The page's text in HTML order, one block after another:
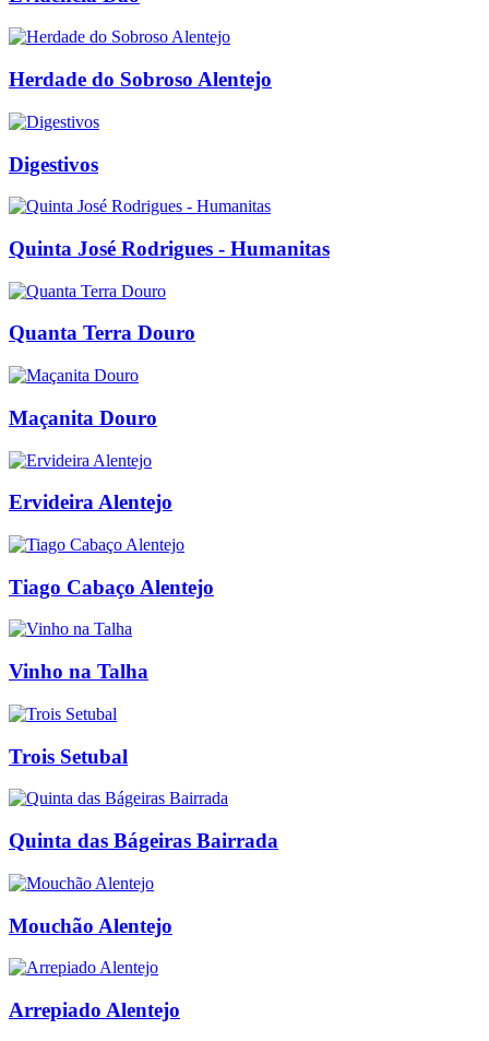
Herdade do Sobroso Alentejo
Digestivos
Quinta José Rodrigues - Humanitas
Quanta Terra Douro
Maçanita Douro
Ervideira Alentejo
Tiago Cabaço Alentejo
Vinho na Talha
Trois Setubal
Quinta das Bágeiras Bairrada
Mouchão Alentejo
Arrepiado Alentejo